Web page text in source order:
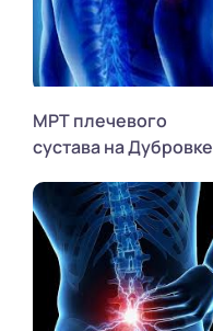
МРТ плечевого
сустава на Дубровке